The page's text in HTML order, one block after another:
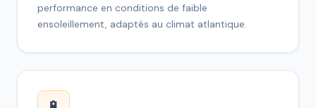
performance en conditions de faible
ensoleillement, adaptés au climat atlantique.